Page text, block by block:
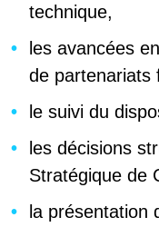
technique,
les avancées
de partenariats
le suivi du
les décisions
Stratégique de
la présentation